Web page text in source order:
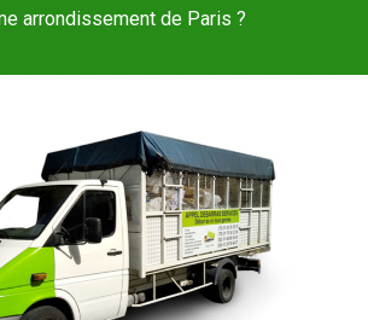
arrondissement de Paris ?